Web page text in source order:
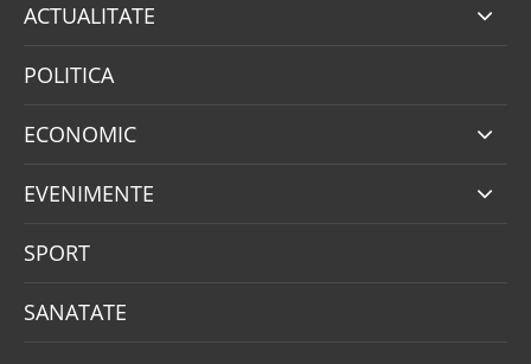
ACTUALITATE
POLITICA
ECONOMIC
EVENIMENTE
SPORT
SANATATE